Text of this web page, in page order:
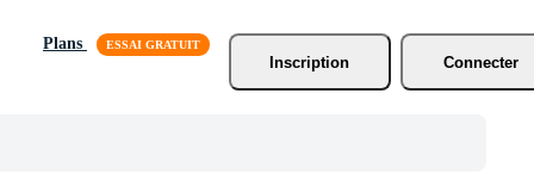
Plans
Inscription
Connecter